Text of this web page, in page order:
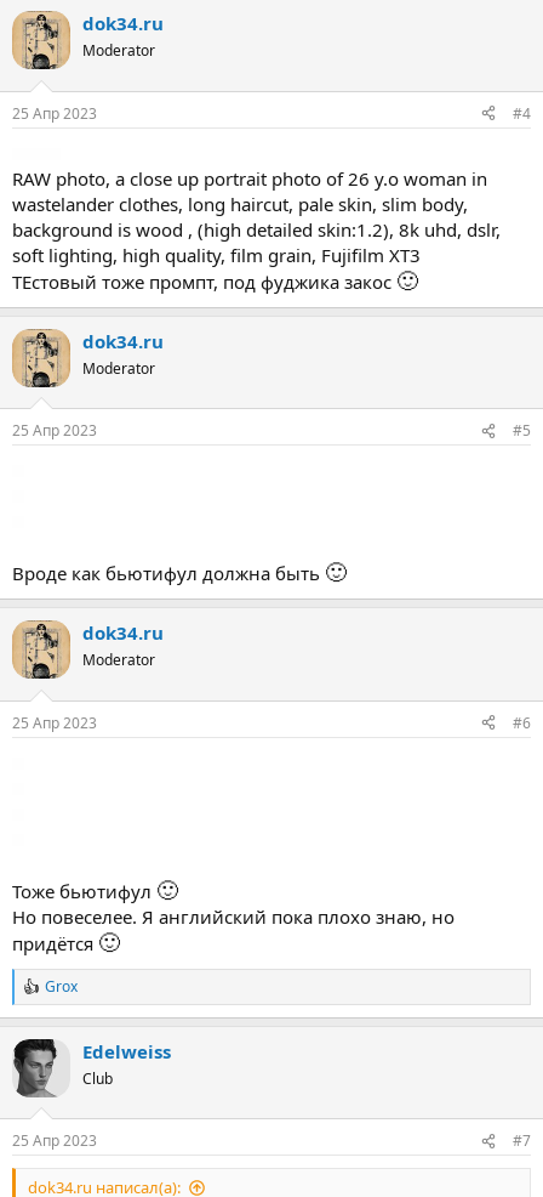
dok34.ru
Moderator
25 Апр 2023 #4
RAW photo, a close up portrait photo of 26 y.o woman in
wastelander clothes, long haircut, pale skin, slim body,
background is wood , (high detailed skin:1.2), 8k uhd, dslr,
soft lighting, high quality, film grain, Fujifilm XT3
ТЕстовый тоже промпт, под фуджика закос 🙂
dok34.ru
Moderator
25 Апр 2023 #5
Вроде как бьютифул должна быть 🙂
dok34.ru
Moderator
25 Апр 2023 #6
Тоже бьютифул 🙂
Но повеселее. Я английский пока плохо знаю, но
придётся 🙂
Р
е
к
ц
и
Grox
Edelweiss
Club
25 Апр 2023 #7
dok34.ru написал(а):